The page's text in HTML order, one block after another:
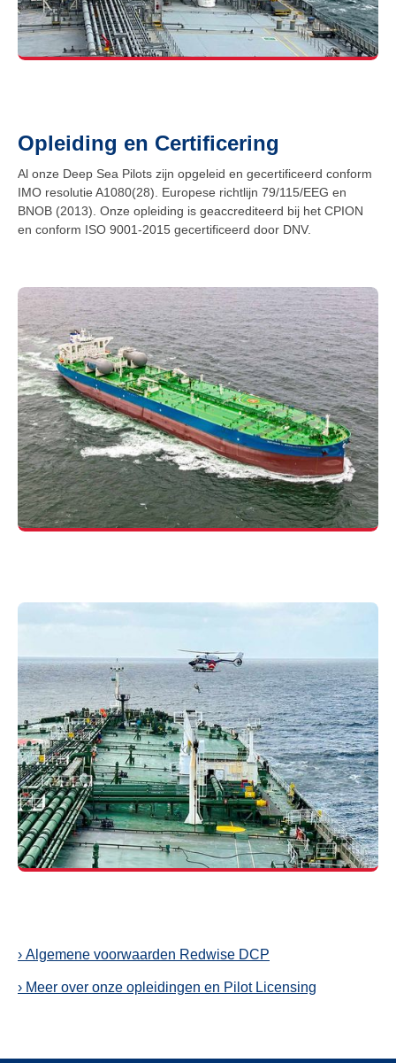
Opleiding en Certificering
Al onze Deep Sea Pilots zijn opgeleid en gecertificeerd conform
IMO resolutie A1080(28). Europese richtlijn 79/115/EEG en
BNOB (2013). Onze opleiding is geaccrediteerd bij het CPION
en conform ISO 9001-2015 gecertificeerd door DNV.
› Algemene voorwaarden Redwise DCP
› Meer over onze opleidingen en Pilot Licensing